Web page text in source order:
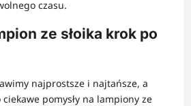
czasu.
ze słoika krok po
najprostsze i najtańsze, a
pomysły na lampiony ze